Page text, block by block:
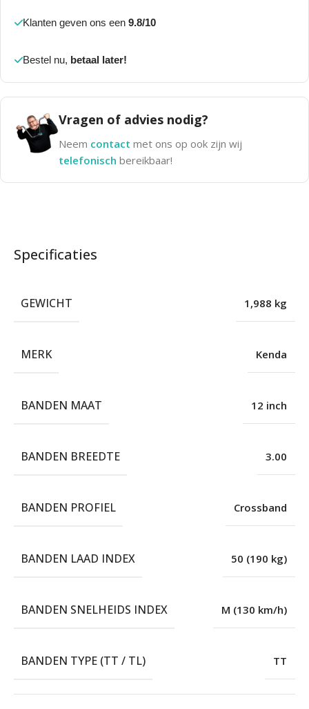
Klanten geven ons een 9.8/10
Bestel nu, betaal later!
Vragen of advies nodig?
Neem contact met ons op ook zijn wij
telefonisch bereikbaar!
Specificaties
GEWICHT 1,988 kg
MERK Kenda
BANDEN MAAT 12 inch
BANDEN BREEDTE 3.00
BANDEN PROFIEL Crossband
BANDEN LAAD INDEX 50 (190 kg)
BANDEN SNELHEIDS INDEX M (130 km/h)
BANDEN TYPE (TT / TL) TT